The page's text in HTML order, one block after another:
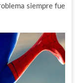
siempre fue